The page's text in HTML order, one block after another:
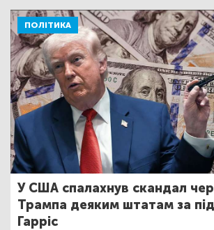
ПОЛІТИКА
У США спалахнув скандал
Трампа деяким штатам за
Гарріс